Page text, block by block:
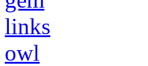
links
owl